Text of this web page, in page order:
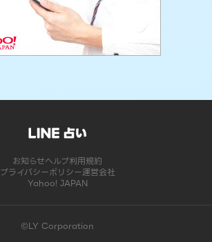
お知らせヘルプ利用規約
プライバシーポリシー運営会社
Yahoo! JAPAN
©LY Corporation